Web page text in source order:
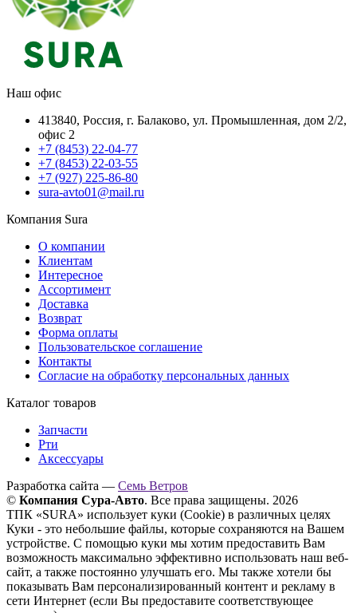
Наш офис
413840, Россия, г. Балаково, ул. Промышленная, дом 2/2,
офис 2
+7 (8453) 22-04-77
+7 (8453) 22-03-55
+7 (927) 225-86-80
sura-avto01@mail.ru
Компания Sura
О компании
Клиентам
Интересное
Ассортимент
Доставка
Возврат
Форма оплаты
Пользовательское соглашение
Контакты
Согласие на обработку персональных данных
Каталог товаров
Запчасти
Рти
Аксессуары
Разработка сайта — Семь Ветров
© Компания Сура-Авто. Все права защищены. 2026
ТПК «SURA» использует куки (Cookie) в различных целях
Куки - это небольшие файлы, которые сохраняются на Вашем
устройстве. С помощью куки мы хотим предоставить Вам
возможность максимально эффективно использовать наш веб-
сайт, а также постоянно улучшать его. Мы также хотели бы
показывать Вам персонализированный контент и рекламу в
сети Интернет (если Вы предоставите соответствующее